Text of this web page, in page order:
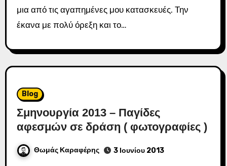
μια από τις αγαπημένες μου κατασκευές. Την
έκανα με πολύ όρεξη και το…
Blog
Σμηνουργία 2013 – Παγίδες
αφεσμών σε δράση ( φωτογραφίες )
Θωμάς Καραφέρης 3 Ιουνίου 2013